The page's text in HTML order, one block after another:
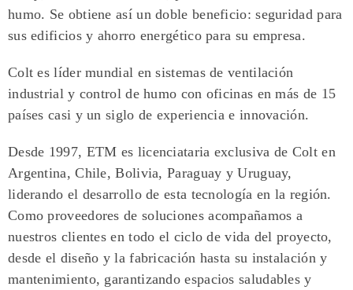
humo. Se obtiene así un doble beneficio: seguridad para
sus edificios y ahorro energético para su empresa.
Colt es líder mundial en sistemas de ventilación
industrial y control de humo con oficinas en más de 15
países casi y un siglo de experiencia e innovación.
Desde 1997, ETM es licenciataria exclusiva de Colt en
Argentina, Chile, Bolivia, Paraguay y Uruguay,
liderando el desarrollo de esta tecnología en la región.
Como proveedores de soluciones acompañamos a
nuestros clientes en todo el ciclo de vida del proyecto,
desde el diseño y la fabricación hasta su instalación y
mantenimiento, garantizando espacios saludables y